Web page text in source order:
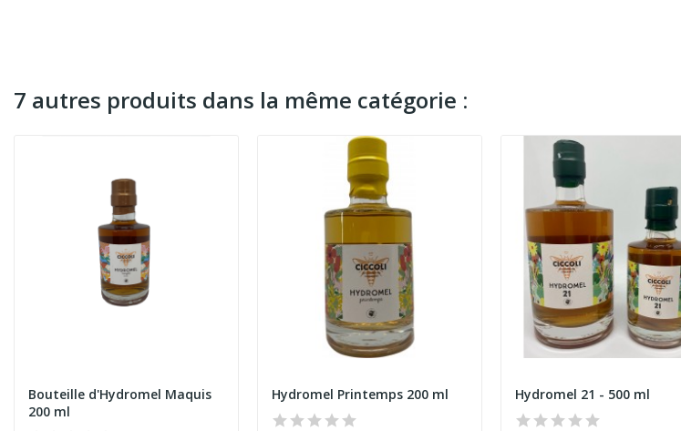
7 autres produits dans la même catégorie :
Bouteille d'Hydromel Maquis
200 ml
Hydromel Printemps 200 ml Hydromel 21 - 500 ml